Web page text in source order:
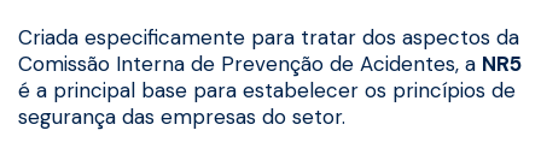
Criada especificamente para tratar dos aspectos da
Comissão Interna de Prevenção de Acidentes, a NR5
é a principal base para estabelecer os princípios de
segurança das empresas do setor.